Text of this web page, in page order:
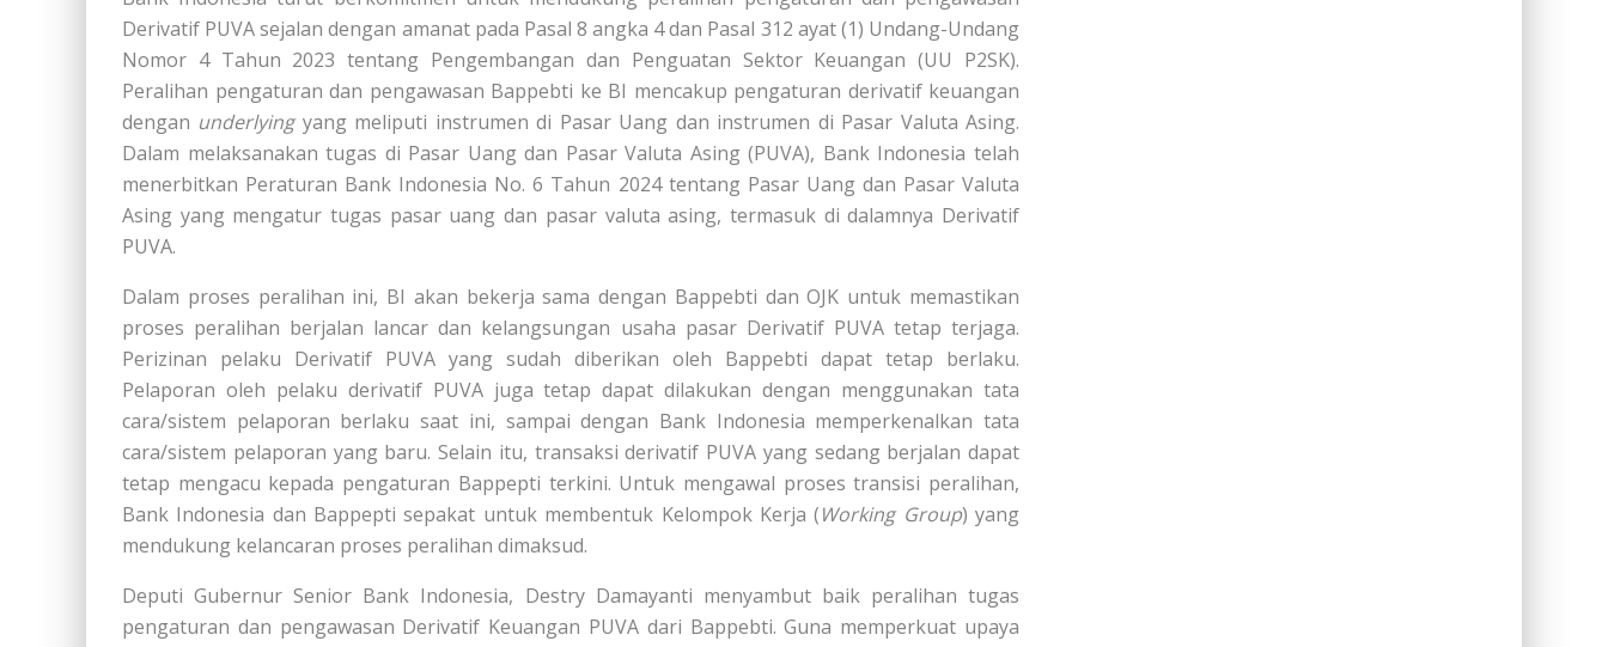
Derivatif PUVA sejalan dengan amanat pada Pasal 8 angka 4 dan Pasal 312 ayat (1) Undang-Undang
Nomor 4 Tahun 2023 tentang Pengembangan dan Penguatan Sektor Keuangan (UU P2SK).
Peralihan pengaturan dan pengawasan Bappebti ke BI mencakup pengaturan derivatif keuangan
dengan underlying yang meliputi instrumen di Pasar Uang dan instrumen di Pasar Valuta Asing.
Dalam melaksanakan tugas di Pasar Uang dan Pasar Valuta Asing (PUVA), Bank Indonesia telah
menerbitkan Peraturan Bank Indonesia No. 6 Tahun 2024 tentang Pasar Uang dan Pasar Valuta
Asing yang mengatur tugas pasar uang dan pasar valuta asing, termasuk di dalamnya Derivatif
PUVA.
Dalam proses peralihan ini, BI akan bekerja sama dengan Bappebti dan OJK untuk memastikan
proses peralihan berjalan lancar dan kelangsungan usaha pasar Derivatif PUVA tetap terjaga.
Perizinan pelaku Derivatif PUVA yang sudah diberikan oleh Bappebti dapat tetap berlaku.
Pelaporan oleh pelaku derivatif PUVA juga tetap dapat dilakukan dengan menggunakan tata
cara/sistem pelaporan berlaku saat ini, sampai dengan Bank Indonesia memperkenalkan tata
cara/sistem pelaporan yang baru. Selain itu, transaksi derivatif PUVA yang sedang berjalan dapat
tetap mengacu kepada pengaturan Bappepti terkini. Untuk mengawal proses transisi peralihan,
Bank Indonesia dan Bappepti sepakat untuk membentuk Kelompok Kerja (Working Group) yang
mendukung kelancaran proses peralihan dimaksud.
Deputi Gubernur Senior Bank Indonesia, Destry Damayanti menyambut baik peralihan tugas
pengaturan dan pengawasan Derivatif Keuangan PUVA dari Bappebti. Guna memperkuat upaya